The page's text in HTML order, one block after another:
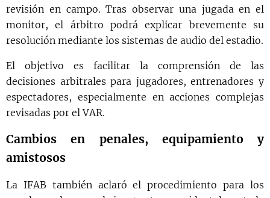
revisión en campo. Tras observar una jugada en el
monitor, el árbitro podrá explicar brevemente su
resolución mediante los sistemas de audio del estadio.
El objetivo es facilitar la comprensión de las
decisiones arbitrales para jugadores, entrenadores y
espectadores, especialmente en acciones complejas
revisadas por el VAR.
Cambios en penales, equipamiento y
amistosos
La IFAB también aclaró el procedimiento para los